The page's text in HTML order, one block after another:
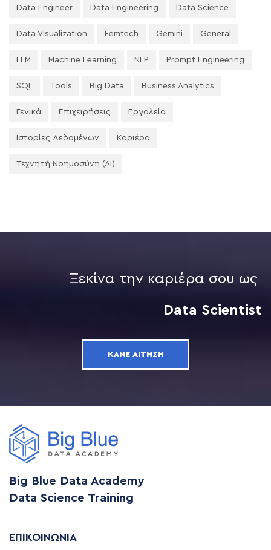
Data Engineer Data Engineering Data Science
Data Visualization Femtech Gemini General
LLM Machine Learning NLP Prompt Engineering
SQL Tools Big Data Business Analytics
Γενικά Επιχειρήσεις Εργαλεία
Ιστορίες Δεδομένων Καριέρα
Τεχνητή Νοημοσύνη (AI)
Ξεκίνα την καριέρα σου ως
Data Scientist
ΚΆΝΕ ΑΊΤΗΣΗ
Big Blue Data Academy
Data Science Training
ΕΠΙΚΟΙΝΩΝΊΑ